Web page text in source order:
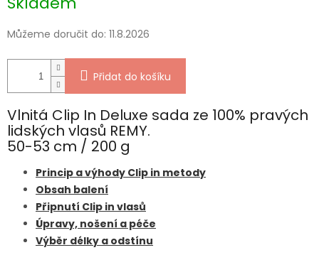
cena:
Můžeme doručit do: 11.8.2026
Přidat do košíku
Vlnitá Clip In Deluxe sada ze 100% pravých
lidských vlasů REMY.
50-53 cm / 200 g
Princip a výhody Clip in metody
Obsah balení
Připnutí Clip in vlasů
Úpravy, nošení a péče
Výběr délky a odstínu